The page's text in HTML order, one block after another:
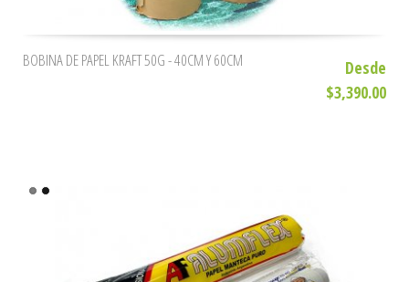
BOBINA DE PAPEL KRAFT 50G - 40CM Y 60CM
Desde
$3,390.00